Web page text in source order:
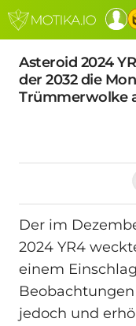
Asteroid 2024
der 2032 die
Trümmerwolke
Der im
2024 YR4
einem
jedoch und